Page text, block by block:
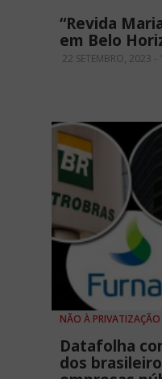
“Revida
em Belo
22 SETEMBRO, 2023
NÃO À PRIVATIZAÇÃO
Datafolha
dos